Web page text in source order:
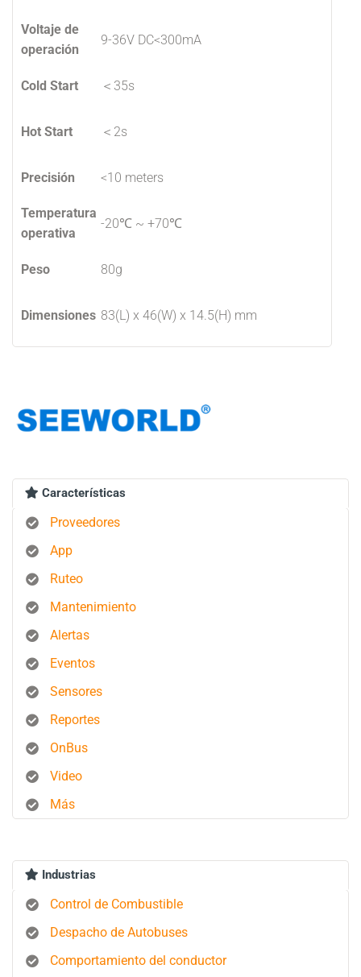
Voltaje de
operación
9-36V DC<300mA
Cold Start ＜35s
Hot Start ＜2s
Precisión <10 meters
Temperatura
operativa
-20℃ ~ +70℃
Peso 80g
Dimensiones 83(L) x 46(W) x 14.5(H) mm
Características
Proveedores
App
Ruteo
Mantenimiento
Alertas
Eventos
Sensores
Reportes
OnBus
Video
Más
Industrias
Control de Combustible
Despacho de Autobuses
Comportamiento del conductor